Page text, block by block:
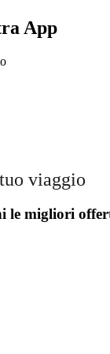
App
viaggio
le migliori